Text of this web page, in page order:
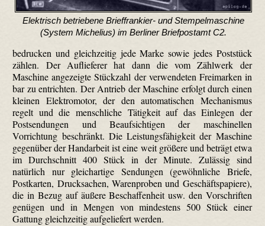
Elektrisch betriebene Brieffrankier- und Stempelmaschine
(System Michelius) im Berliner Briefpostamt C2.
bedrucken und gleichzeitig jede Marke sowie jedes Poststück
zählen. Der Auflie­ferer hat dann die vom Zählwerk der
Maschine angezeigte Stückzahl der verwendeten Freimarken in
bar zu entrichten. Der Antrieb der Maschine erfolgt durch einen
kleinen Elektromotor, der den automatischen Mechanismus
regelt und die menschliche Tätigkeit auf das Einlegen der
Postsendungen und Beaufsichtigen der maschinellen
Vorrichtung beschränkt. Die Leistungsfähigkeit der Maschine
gegenüber der Handarbeit ist eine weit größere und beträgt etwa
im Durchschnitt 400 Stück in der Minute. Zulässig sind
natürlich nur gleichartige Sendungen (gewöhnliche Briefe,
Postkarten, Drucksachen, Warenproben und Geschäftspapiere),
die in Bezug auf äußere Beschaffenheit usw. den Vorschriften
genügen und in Mengen von mindestens 500 Stück einer
Gattung gleichzeitig aufge­liefert werden.